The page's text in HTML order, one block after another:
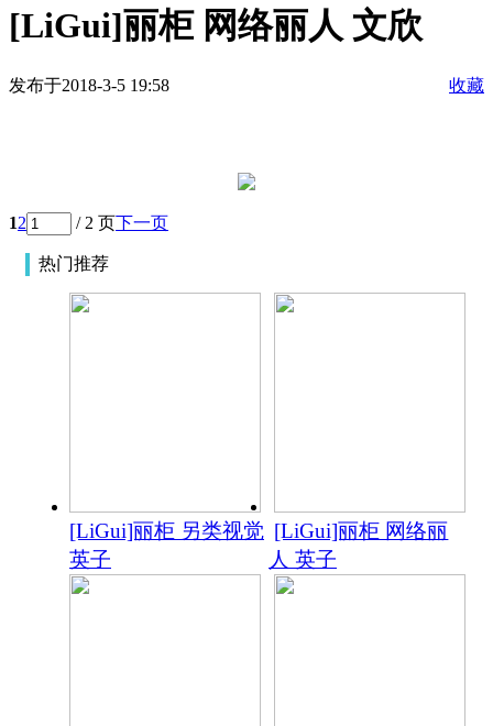
[LiGui]丽柜 网络丽人 文欣
发布于2018-3-5 19:58 收藏
12 / 2 页下一页
热门推荐
[LiGui]丽柜 另类视觉
英子
[LiGui]丽柜 网络丽
人 英子